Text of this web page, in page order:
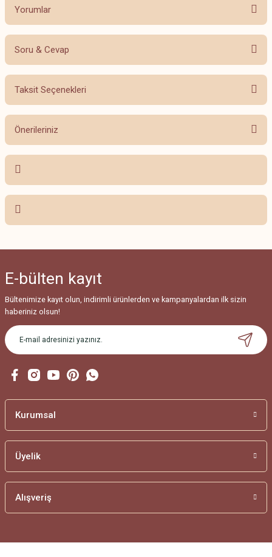
Yorumlar
Soru & Cevap
Taksit Seçenekleri
Önerileriniz
Bu ürünün fiyat bilgisi, resim, ürün açıklamalarında ve diğer konularda
yetersiz gördüğünüz noktaları öneri formunu kullanarak tarafımıza
iletebilirsiniz.
Görüş ve önerileriniz için teşekkür ederiz.
Ürün fiyatı diğer sitelerden daha pahalı.
Bu ürüne benzer farklı alternatifler olmalı.
E-bülten kayıt
Bültenimize kayıt olun, indirimli ürünlerden ve kampanyalardan ilk sizin
haberiniz olsun!
Kurumsal
Üyelik
Alışveriş